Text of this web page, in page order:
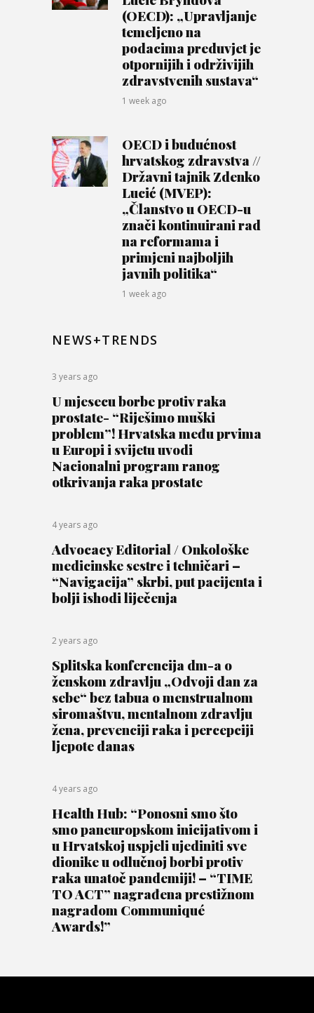
(OECD): „Upravljanje
temeljeno na
podacima preduvjet je
otpornijih i održivijih
zdravstvenih sustava“
1 week ago
OECD i budućnost
hrvatskog zdravstva //
Državni tajnik Zdenko
Lucić (MVEP):
„Članstvo u OECD-u
znači kontinuirani rad
na reformama i
primjeni najboljih
javnih politika“
1 week ago
NEWS+TRENDS
3 years ago
U mjesecu borbe protiv raka
prostate- “Riješimo muški
problem”! Hrvatska među prvima
u Europi i svijetu uvodi
Nacionalni program ranog
otkrivanja raka prostate
4 years ago
Advocacy Editorial / Onkološke
medicinske sestre i tehničari –
“Navigacija” skrbi, put pacijenta i
bolji ishodi liječenja
2 years ago
Splitska konferencija dm-a o
ženskom zdravlju „Odvoji dan za
sebe“ bez tabua o menstrualnom
siromaštvu, mentalnom zdravlju
žena, prevenciji raka i percepciji
ljepote danas
4 years ago
Health Hub: “Ponosni smo što
smo paneuropskom inicijativom i
u Hrvatskoj uspjeli ujediniti sve
dionike u odlučnoj borbi protiv
raka unatoč pandemiji! – “TIME
TO ACT” nagrađena prestižnom
nagradom Communiqué
Awards!”